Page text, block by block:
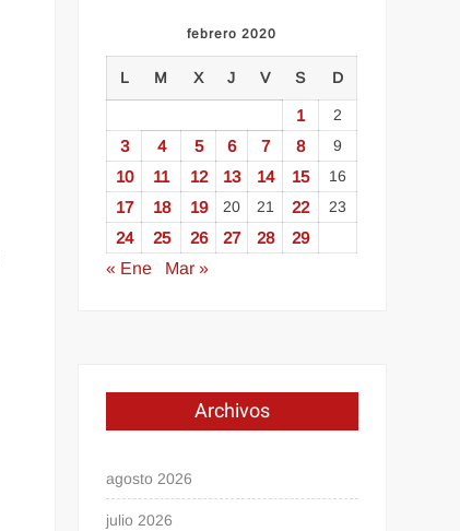
febrero 2020
L M X J V S D
1 2
3 4 5 6 7 8 9
10 11 12 13 14 15 16
17 18 19 20 21 22 23
24 25 26 27 28
29
« Ene
Mar »
Archivos
agosto 2026
julio 2026